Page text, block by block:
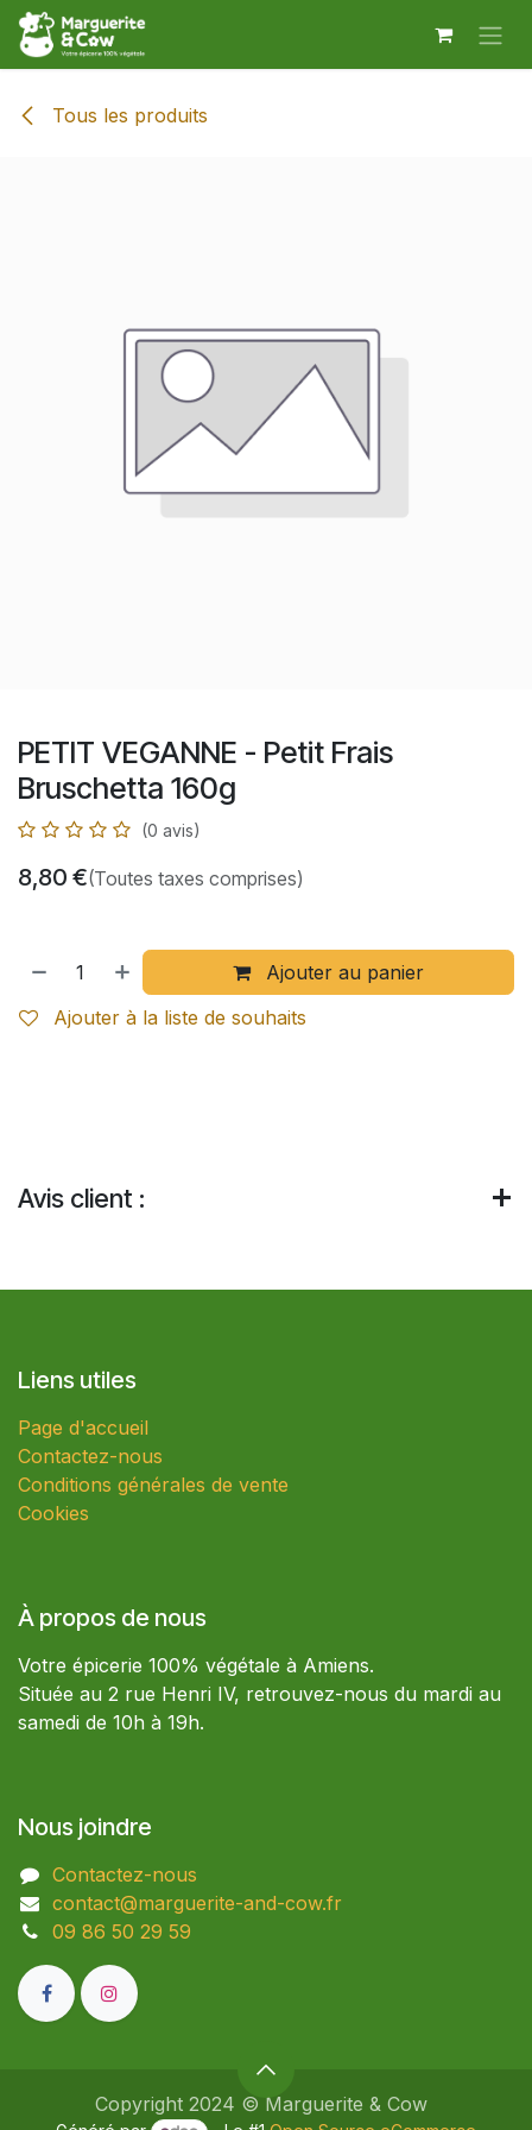
Se rendre au contenu
Tous les produits
PETIT VEGANNE - Petit Frais
Bruschetta 160g
(0 avis)
8,80 €(Toutes taxes comprises)
Ajouter au panier
Ajouter à la liste de souhaits
Avis client :
Liens utiles
Page d'accueil
Contactez-nous
Conditions générales de vente
Cookies
À propos de nous
Votre épicerie 100% végétale à Amiens.
Située au 2 rue Henri IV, retrouvez-nous du mardi au
samedi de 10h à 19h.
Nous joindre
Contactez-nous
contact@marguerite-and-cow.fr
09 86 50 29 59​
Copyright 2024 © Marguerite & Cow